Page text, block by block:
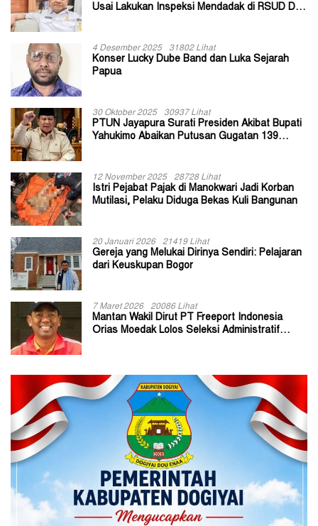
Usai Lakukan Inspeksi Mendadak di RSUD Dok
4 Desember 2025 31802 Lihat
Konser Lucky Dube Band dan Luka Sejarah
Papua
30 Oktober 2025 30937 Lihat
PTUN Jayapura Surati Presiden Akibat Bupati
Yahukimo Abaikan Putusan Gugatan 139
12 November 2025 28728 Lihat
Istri Pejabat Pajak di Manokwari Jadi Korban
Mutilasi, Pelaku Diduga Bekas Kuli Bangunan
20 Januari 2026 21419 Lihat
Gereja yang Melukai Dirinya Sendiri: Pelajaran
dari Keuskupan Bogor
7 Maret 2026 20086 Lihat
Mantan Wakil Dirut PT Freeport Indonesia
Orias Moedak Lolos Seleksi Administratif